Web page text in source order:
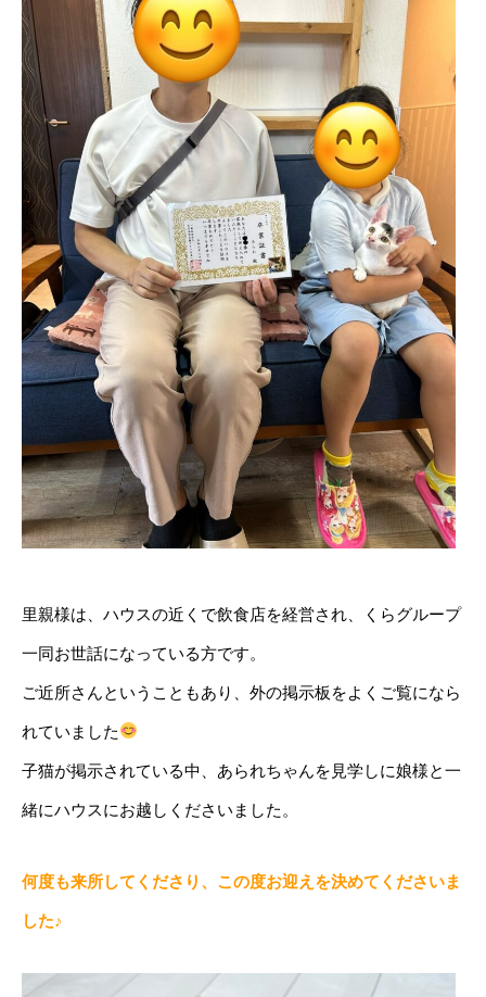
里親様は、ハウスの近くで飲食店を経営され、くらグループ
一同お世話になっている方です。
ご近所さんということもあり、外の掲示板をよくご覧になら
れていました
子猫が掲示されている中、あられちゃんを見学しに娘様と一
緒にハウスにお越しくださいました。
何度も来所してくださり、この度お迎えを決めてくださいま
した♪